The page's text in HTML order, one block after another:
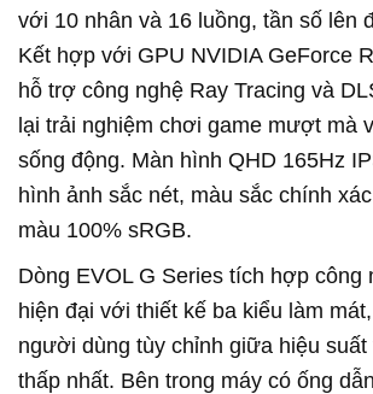
với 10 nhân và 16 luồng, tần số lên
Kết hợp với GPU NVIDIA GeForce
hỗ trợ công nghệ Ray Tracing và
lại trải nghiệm chơi game mượt mà
sống động. Màn hình QHD 165Hz
hình ảnh sắc nét, màu sắc chính
màu 100% sRGB.
Dòng EVOL G Series tích hợp công
hiện đại với thiết kế ba kiểu làm
người dùng tùy chỉnh giữa hiệu suất
thấp nhất. Bên trong máy có ống